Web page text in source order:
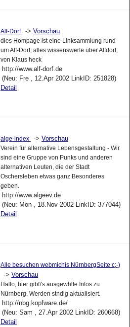
Alf-Dorf -> Vorschau
dies Hompage ist eine Linksammlung rund
um Alf-Dorf, alles wissenswerte über Alfdorf,
von Klaus heck
http://www.alf-dorf.de
(Neu: Fre , 12.Apr 2002 LinkID: 251828)
Detail
alge-index -> Vorschau
Verein für alternative Lebensgestaltung - Wir
sind eine Gruppe von Punks und anderen
alternativen Leuten, die der Stadt
Oschersleben etwas ganz Besonderes
geben.
http://www.algeev.de
(Neu: Mon , 18.Nov 2002 LinkID: 377044)
Detail
Alle besuchen webmichis NürnbergSeite c;-)
-> Vorschau
Hallo, hier gibt\'s ausgewhlte Infos zu
Nürnberg. Werden stndig aktualisiert.
http://nbg.kopfware.de/
(Neu: Sam , 27.Apr 2002 LinkID: 260668)
Detail